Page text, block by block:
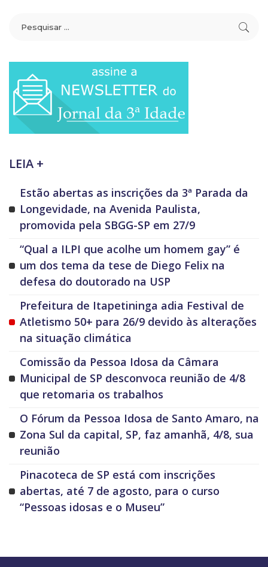
LEIA +
Estão abertas as inscrições da 3ª Parada da
Longevidade, na Avenida Paulista,
promovida pela SBGG-SP em 27/9
“Qual a ILPI que acolhe um homem gay” é
um dos tema da tese de Diego Felix na
defesa do doutorado na USP
Prefeitura de Itapetininga adia Festival de
Atletismo 50+ para 26/9 devido às alterações
na situação climática
Comissão da Pessoa Idosa da Câmara
Municipal de SP desconvoca reunião de 4/8
que retomaria os trabalhos
O Fórum da Pessoa Idosa de Santo Amaro, na
Zona Sul da capital, SP, faz amanhã, 4/8, sua
reunião
Pinacoteca de SP está com inscrições
abertas, até 7 de agosto, para o curso
“Pessoas idosas e o Museu”